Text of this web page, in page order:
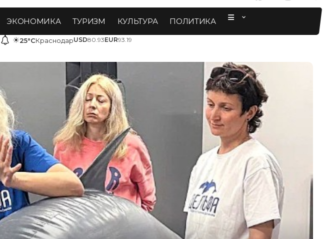
ЭКОНОМИКА ТУРИЗМ КУЛЬТУРА ПОЛИТИКА
☀25°CКраснодарUSD80.93EUR93.19